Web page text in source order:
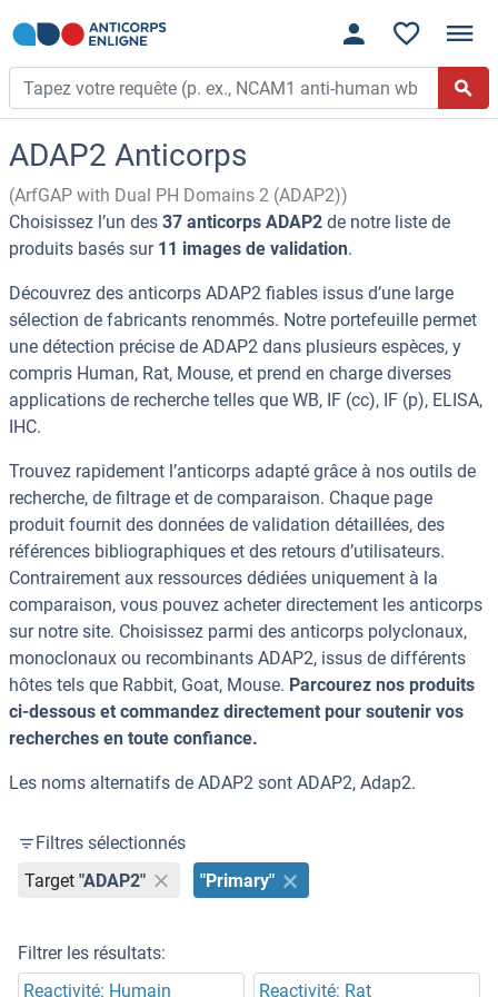
ADAP2 Anticorps
(ArfGAP with Dual PH Domains 2 (ADAP2))
Choisissez l’un des 37 anticorps ADAP2 de notre liste de
produits basés sur 11 images de validation.
Découvrez des anticorps ADAP2 fiables issus d’une large
sélection de fabricants renommés. Notre portefeuille permet
une détection précise de ADAP2 dans plusieurs espèces, y
compris Human, Rat, Mouse, et prend en charge diverses
applications de recherche telles que WB, IF (cc), IF (p), ELISA,
IHC.
Trouvez rapidement l’anticorps adapté grâce à nos outils de
recherche, de filtrage et de comparaison. Chaque page
produit fournit des données de validation détaillées, des
références bibliographiques et des retours d’utilisateurs.
Contrairement aux ressources dédiées uniquement à la
comparaison, vous pouvez acheter directement les anticorps
sur notre site. Choisissez parmi des anticorps polyclonaux,
monoclonaux ou recombinants ADAP2, issus de différents
hôtes tels que Rabbit, Goat, Mouse. Parcourez nos produits
ci-dessous et commandez directement pour soutenir vos
recherches en toute confiance.
Les noms alternatifs de ADAP2 sont ADAP2, Adap2.
Filtres sélectionnés
Target "ADAP2" "Primary"
Filtrer les résultats:
Reactivité: Humain
Reactivité: Rat